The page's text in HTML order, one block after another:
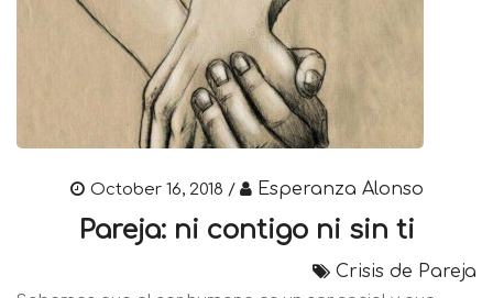
October 16, 2018 / Esperanza Alonso
Pareja: ni contigo ni sin ti
Crisis de Pareja